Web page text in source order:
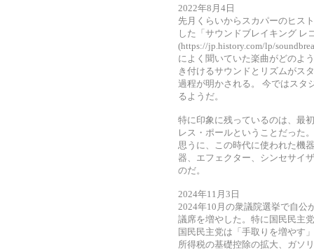
2022年8月4日
先月くらいからスカパーのヒス
した「サウンドブレイキング レ
(https://jp.history.com/lp/
によく聞いていた楽曲がどのよ
き付けるサウンドとリズムがス
過程が明かされる。 今ではスタ
るようだ。
特に印象に残っているのは、最
レス・ポールということだった。
思うに、この時代に使われた機
器、エフェクター、シンセサイ
のだ。
2024年11月3日
2024年10月の衆議院選挙で自公
議席を増やした。特に国民民主
国民民主党は「手取りを増やす
所得税の基礎控除の拡大、ガソ